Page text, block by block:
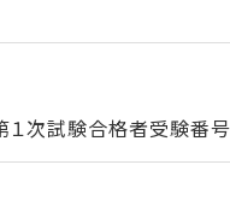
１次試験合格者受験番